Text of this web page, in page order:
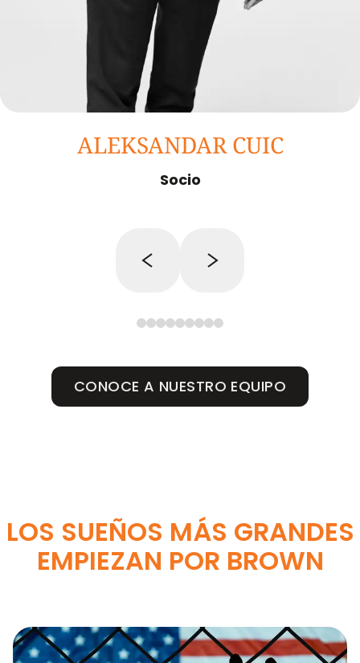
ALEKSANDAR CUIC
Socio
CONOCE A NUESTRO EQUIPO
LOS SUEÑOS MÁS GRANDES
EMPIEZAN POR BROWN